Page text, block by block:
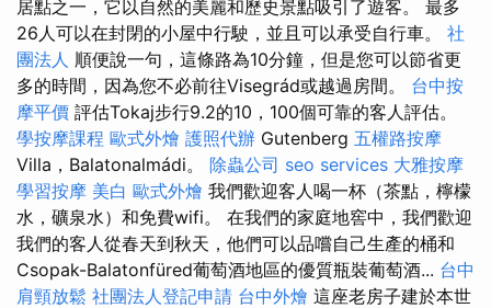
居點之一，它以自然的美麗和歷史景點吸引了遊客。 最多
26人可以在封閉的小屋中行駛，並且可以承受自行車。 社
團法人 順便說一句，這條路為10分鐘，但是您可以節省更
多的時間，因為您不必前往Visegrád或越過房間。 台中按
摩平價 評估Tokaj步行9.2的10，100個可靠的客人評估。
學按摩課程 歐式外燴 護照代辦 Gutenberg 五權路按摩
Villa，Balatonalmádi。 除蟲公司 seo services 大雅按摩
學習按摩 美白 歐式外燴 我們歡迎客人喝一杯（茶點，檸檬
水，礦泉水）和免費wifi。 在我們的家庭地窖中，我們歡迎
我們的客人從春天到秋天，他們可以品嚐自己生產的桶和
Csopak-Balatonfüred葡萄酒地區的優質瓶裝葡萄酒... 台中
肩頸放鬆 社團法人登記申請 台中外燴 這座老房子建於本世